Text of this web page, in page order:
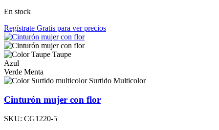
En stock
Regístrate Gratis para ver precios
Taupe
Azul
Verde Menta
Surtido Multicolor
Cinturón mujer con flor
SKU: CG1220-5